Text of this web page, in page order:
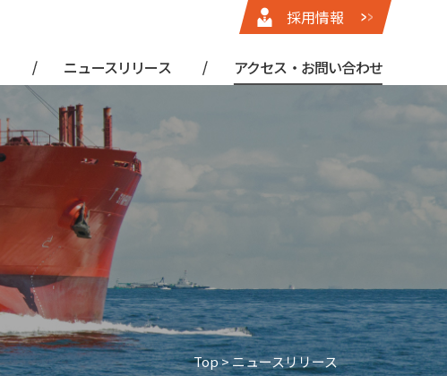
採用情報
ニュースリリース アクセス・お問い合わせ
Top> ニュースリリース